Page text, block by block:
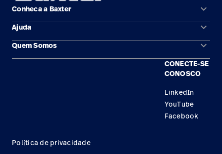
Conheca a Baxter keyboard_arrow_down
Áreas de solução
Produtos
Ajuda keyboard_arrow_down
Contato
Quem Somos keyboard_arrow_down
CONECTE-SE
CONOSCO
LinkedIn
YouTube
Facebook
Política de privacidade